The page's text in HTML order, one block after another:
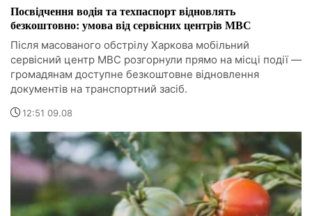
Посвідчення водія та техпаспорт відновлять
безкоштовно: умова від сервісних центрів МВС
Після масованого обстрілу Харкова мобільний
сервісний центр МВС розгорнули прямо на місці події —
громадянам доступне безкоштовне відновлення
документів на транспортний засіб.
12:51 09.08